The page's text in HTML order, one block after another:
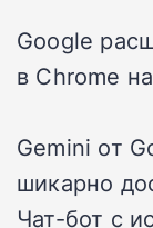
Google
в Chrome
Gemini от
шикарно
Чат-бот с